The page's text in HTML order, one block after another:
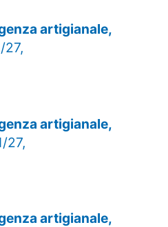
artigianale,
27,
artigianale,
27,
artigianale,